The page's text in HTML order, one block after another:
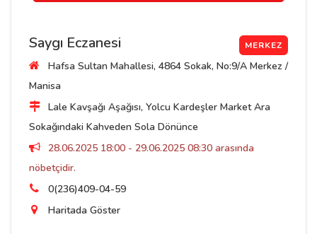
Saygı Eczanesi MERKEZ
Hafsa Sultan Mahallesi, 4864 Sokak, No:9/A Merkez /
Manisa
Lale Kavşağı Aşağısı, Yolcu Kardeşler Market Ara
Sokağındaki Kahveden Sola Dönünce
28.06.2025 18:00 - 29.06.2025 08:30 arasında
nöbetçidir.
0(236)409-04-59
Haritada Göster